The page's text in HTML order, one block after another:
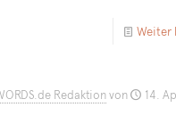
Weiter
Redaktionvon
14.